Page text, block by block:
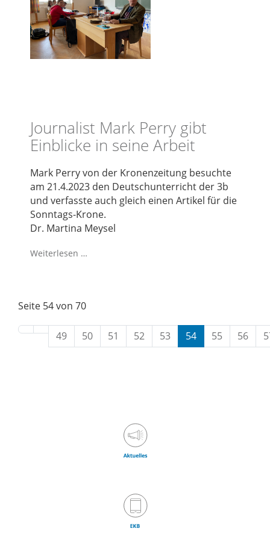
Journalist Mark Perry gibt
Einblicke in seine Arbeit
Mark Perry von der Kronenzeitung besuchte
am 21.4.2023 den Deutschunterricht der 3b
und verfasste auch gleich einen Artikel für die
Sonntags-Krone.
Dr. Martina Meysel
Weiterlesen …
Seite 54 von 70
49 50 51 52 53 54 55 56